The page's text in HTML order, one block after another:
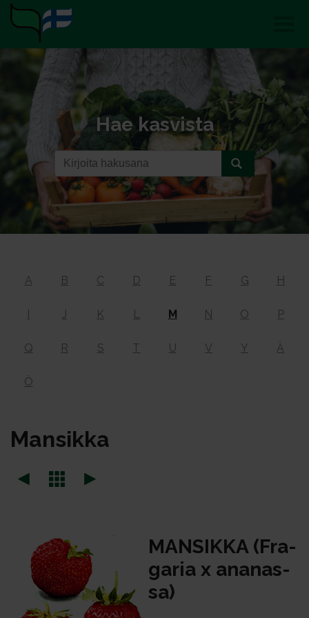
Hae kasvista
A B C D E F G H
I J K L M N O P
Q R S T U V Y Ä
Ö
Man­sik­ka
MAN­SIK­KA (Fra­
ga­ria x ana­nas­
sa)